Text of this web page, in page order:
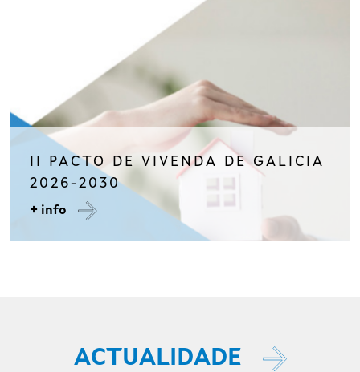
II PACTO DE VIVENDA DE GALICIA
2026-2030
+ info
ACTUALIDADE